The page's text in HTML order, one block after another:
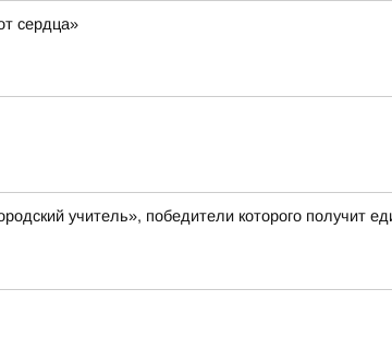
сердца»
учитель», победители которого